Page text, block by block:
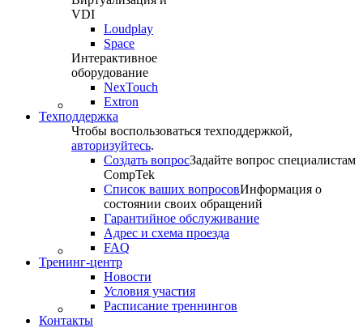
VDI
Loudplay
Space
Интерактивное
оборудование
NexTouch
Extron
Техподдержка
Чтобы воспользоваться техподдержкой,
авторизуйтесь.
Создать вопросЗадайте вопрос специалистам
CompTek
Список ваших вопросовИнформация о
состоянии своих обращений
Гарантийное обслуживание
Адрес и схема проезда
FAQ
Тренинг-центр
Новости
Условия участия
Расписание треннингов
Контакты